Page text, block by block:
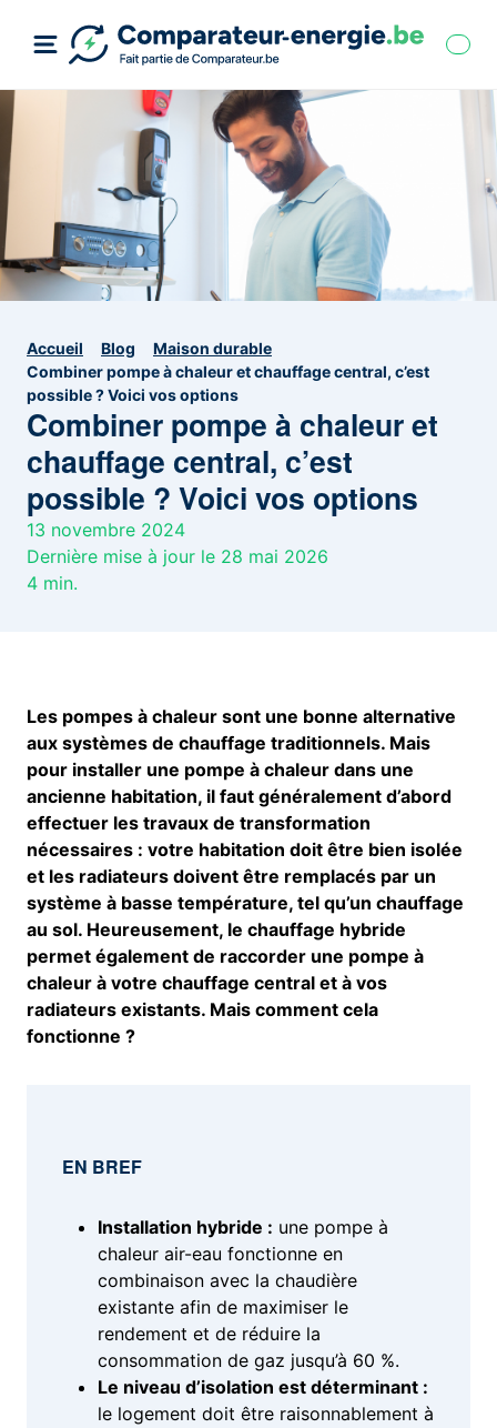
Accueil Blog
Maison durable
Combiner pompe à chaleur et chauffage central, c’est
possible ? Voici vos options
Combiner pompe à chaleur et
chauffage central, c’est
possible ? Voici vos options
13 novembre 2024
Dernière mise à jour le 28 mai 2026
4 min.
Les pompes à chaleur sont une bonne alternative
aux systèmes de chauffage traditionnels. Mais
pour installer une pompe à chaleur dans une
ancienne habitation, il faut généralement d’abord
effectuer les travaux de transformation
nécessaires : votre habitation doit être bien isolée
et les radiateurs doivent être remplacés par un
système à basse température, tel qu’un chauffage
au sol. Heureusement, le chauffage hybride
permet également de raccorder une pompe à
chaleur à votre chauffage central et à vos
radiateurs existants. Mais comment cela
fonctionne ?
EN BREF
Installation hybride : une pompe à
chaleur air-eau fonctionne en
combinaison avec la chaudière
existante afin de maximiser le
rendement et de réduire la
consommation de gaz jusqu’à 60 %.
Le niveau d’isolation est déterminant :
le logement doit être raisonnablement à